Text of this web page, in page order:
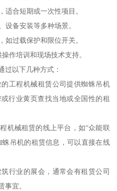
适合短期或一次性项目。
设备安装等多种场景。
如过载保护和限位开关。
作培训和现场技术支持。
过以下几种方式：
工程机械租赁公司提供蜘蛛吊机
行业黄页查找当地或全国性的租
机械租赁的线上平台，如“众能联
蛛吊机的租赁信息，可以直接在线
行业的展会，通常会有租赁公司
事宜。